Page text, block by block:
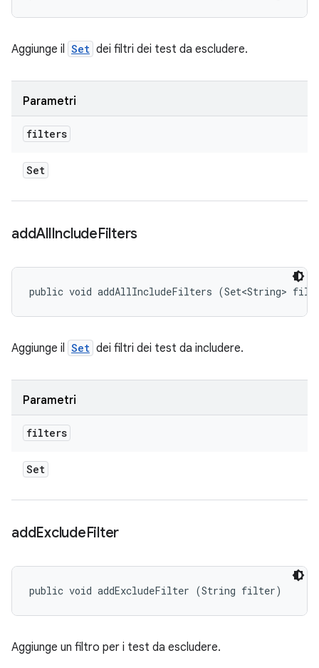
Aggiunge il Set dei filtri dei test da escludere.
Parametri
filters
Set
addAllIncludeFilters
public void addAllIncludeFilters (Set<String>
Aggiunge il Set dei filtri dei test da includere.
Parametri
filters
Set
addExcludeFilter
public void addExcludeFilter (String filter)
Aggiunge un filtro per i test da escludere.